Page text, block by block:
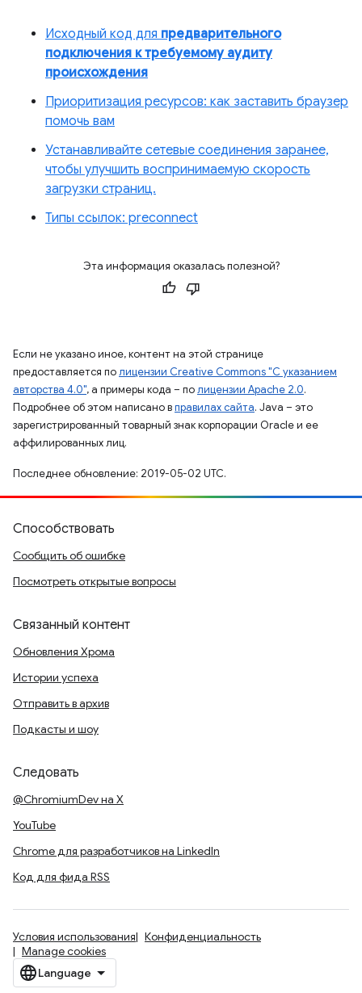
Исходный код для предварительного
подключения к требуемому аудиту
происхождения
Приоритизация ресурсов: как заставить браузер
помочь вам
Устанавливайте сетевые соединения заранее,
чтобы улучшить воспринимаемую скорость
загрузки страниц.
Типы ссылок: preconnect
Эта информация оказалась полезной?
Если не указано иное, контент на этой странице
предоставляется полицензии Creative Commons "С указанием
авторства 4.0", а примеры кода – полицензии Apache 2.0.
Подробнее об этом написано вправилах сайта. Java – это
зарегистрированный товарный знак корпорации Oracle и ее
аффилированных лиц.
Последнее обновление: 2019-05-02 UTC.
Способствовать
Сообщить об ошибке
Посмотреть открытые вопросы
Связанный контент
Обновления Хрома
Истории успеха
Отправить в архив
Подкасты и шоу
Следовать
@ChromiumDev на X
YouTube
Chrome для разработчиков на LinkedIn
Код для фида RSS
Условия использования
Конфиденциальность
Manage cookies